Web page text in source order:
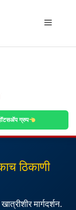
Menu
ग्रुप
ठिकाणी
मार्गदर्शन.